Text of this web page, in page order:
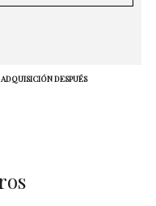
DESPUÉS